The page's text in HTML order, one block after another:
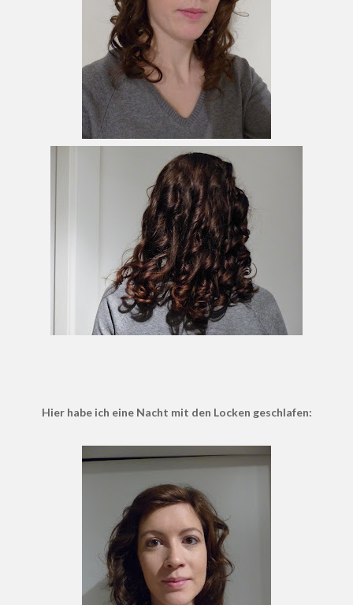
Hier habe ich eine Nacht mit den Locken geschlafen: